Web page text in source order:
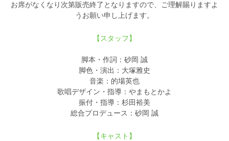
お席がなくなり次第販売終了となりますので、ご理解賜りますよ
うお願い申し上げます。
【スタッフ】
脚本・作詞：砂岡 誠
脚色・演出：大塚雅史
音楽：的場英也
歌唱デザイン・指導：やまもとかよ
振付・指導：杉田裕美
総合プロデュース：砂岡 誠
【キャスト】